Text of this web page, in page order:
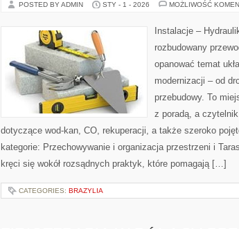
POSTED BY ADMIN STY - 1 - 2026 MOŻLIWOŚĆ
Instalacje –
rozbudowany
opanować temat
modernizacji – od
przebudowy. To
z poradą, a
dotyczące wod-kan, CO, rekuperacji, a także szeroko
kategorie: Przechowywanie i organizacja przestrzeni i
kręci się wokół rozsądnych praktyk, które pomagają […]
CATEGORIES: BRAZYLIA